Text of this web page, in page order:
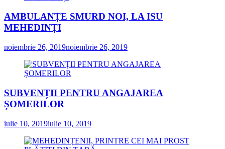
AMBULANȚE SMURD NOI, LA ISU
MEHEDINȚI
noiembrie 26, 2019noiembrie 26, 2019
SUBVENȚII PENTRU ANGAJAREA
ȘOMERILOR
iulie 10, 2019iulie 10, 2019